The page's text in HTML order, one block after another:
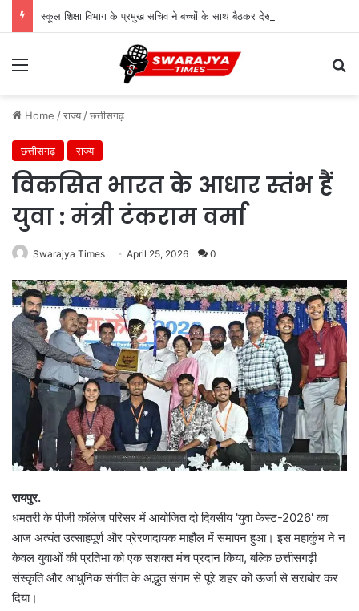
Menu
Home /राज्य /छत्तीसगढ़
छत्तीसगढ़ राज्य
विकसित भारत के आधार स्तंभ हैं
युवा : मंत्री टंकराम वर्मा
Swarajya Times April 25, 2026 0
​रायपुर.
धमतरी के पीजी कॉलेज परिसर में आयोजित दो दिवसीय 'युवा फेस्ट-2026' का
आज अत्यंत उत्साहपूर्ण और प्रेरणादायक माहौल में समापन हुआ। इस महाकुंभ ने न
केवल युवाओं की प्रतिभा को एक सशक्त मंच प्रदान किया, बल्कि छत्तीसगढ़ी
संस्कृति और आधुनिक संगीत के अद्भुत संगम से पूरे शहर को ऊर्जा से सराबोर कर
दिया।